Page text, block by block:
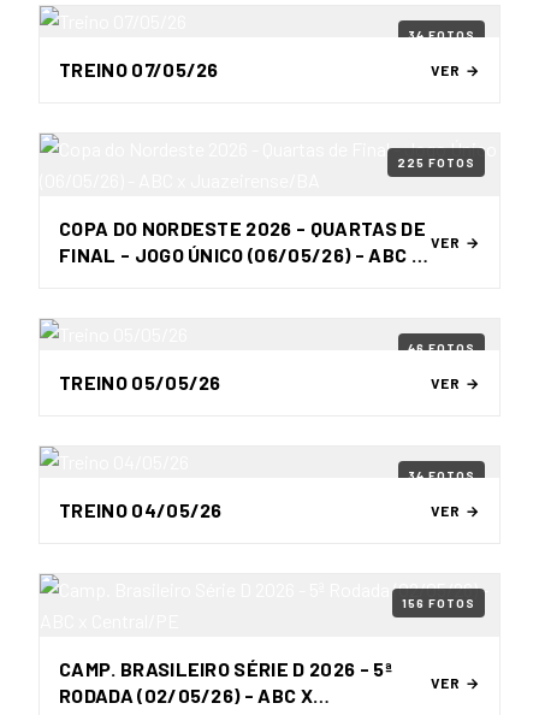
34 FOTOS
TREINO 07/05/26 VER →
225 FOTOS
COPA DO NORDESTE 2026 - QUARTAS DE
FINAL - JOGO ÚNICO (06/05/26) - ABC X
VER →
46 FOTOS
TREINO 05/05/26 VER →
34 FOTOS
TREINO 04/05/26 VER →
156 FOTOS
CAMP. BRASILEIRO SÉRIE D 2026 - 5ª
RODADA (02/05/26) - ABC X
VER →